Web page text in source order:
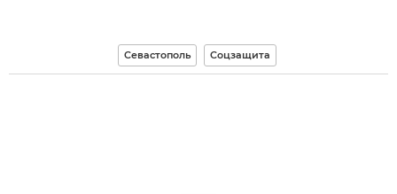
Севастополь Соцзащита